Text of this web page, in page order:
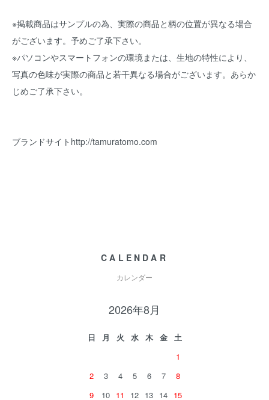
※掲載商品はサンプルの為、実際の商品と柄の位置が異なる場合
がございます。予めご了承下さい。
※パソコンやスマートフォンの環境または、生地の特性により、
写真の色味が実際の商品と若干異なる場合がございます。あらか
じめご了承下さい。
ブランドサイト http://tamuratomo.com
CALENDAR
カレンダー
2026年8月
日 月 火 水 木 金
土
1
2
3 4 5 6 7
8
9
10 11 12 13 14 15